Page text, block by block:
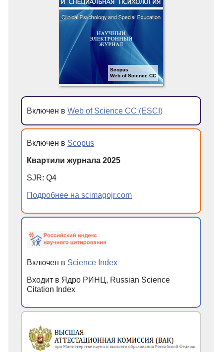
Scopus
Web of Science CC
Включен в Web of Science CC (ESCI)
Включен в Scopus
Квартили журнала 2025
SJR: Q4
Подробнее на scimagojr.com
Включен в Science Index
Входит в Ядро РИНЦ, Russian Science
Citation Index